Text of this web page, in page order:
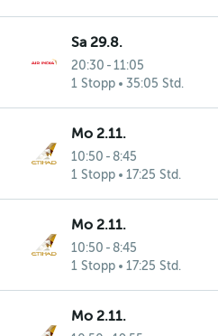
Sa 29.8.
20:30 - 11:05
1 Stopp
35:05 Std.
Mo 2.11.
10:50 - 8:45
1 Stopp
17:25 Std.
Mo 2.11.
10:50 - 8:45
1 Stopp
17:25 Std.
Mo 2.11.